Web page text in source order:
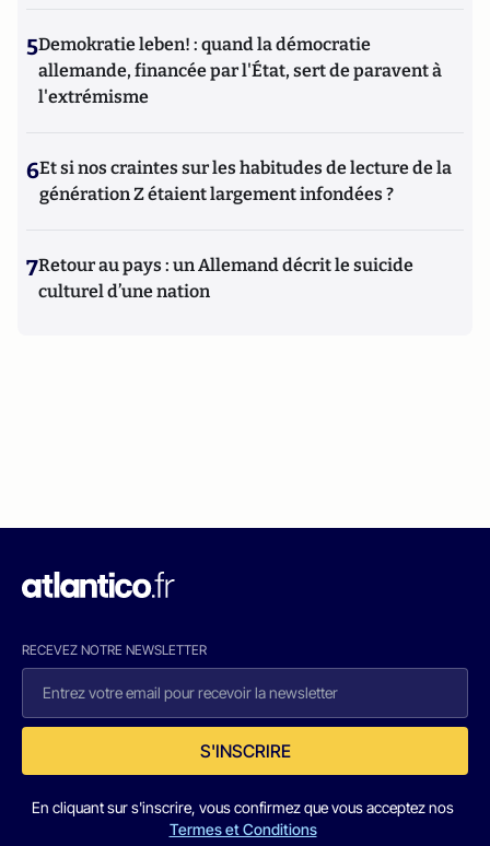
5Demokratie leben! : quand la démocratie
allemande, financée par l'État, sert de paravent à
l'extrémisme
6Et si nos craintes sur les habitudes de lecture de la
génération Z étaient largement infondées ?
7Retour au pays : un Allemand décrit le suicide
culturel d’une nation
RECEVEZ NOTRE NEWSLETTER
S'INSCRIRE
En cliquant sur s'inscrire, vous confirmez que vous acceptez nos
Termes et Conditions